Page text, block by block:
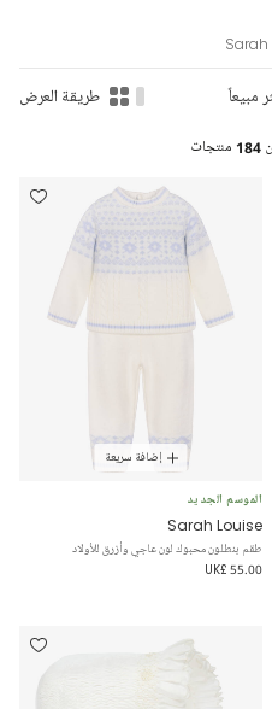
Sarah
مبيعاً طريقة العرض
184 منتجات
إضافة سريعة
الموسم الجديد
Sarah Louise
طقم بنطلون محبوك لون عاجي وأزرق للأولاد
UK£ 55.00